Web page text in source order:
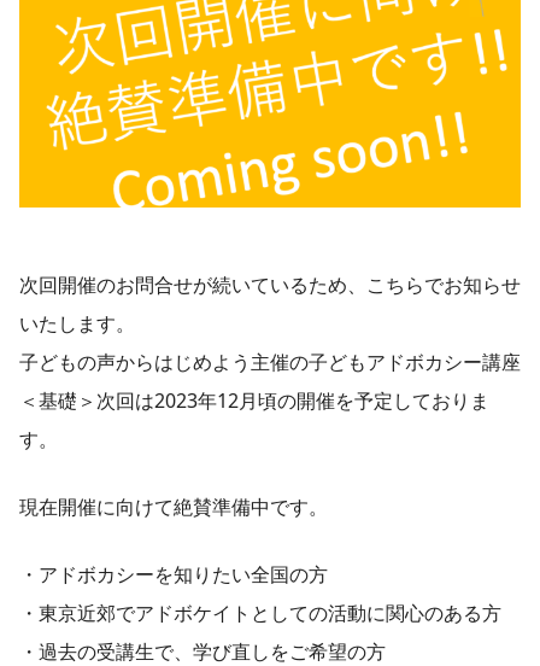
次回開催のお問合せが続いているため、こちらでお知らせ
いたします。
子どもの声からはじめよう主催の子どもアドボカシー講座
＜基礎＞次回は2023年12月頃の開催を予定しておりま
す。
現在開催に向けて絶賛準備中です。
・アドボカシーを知りたい全国の方
・東京近郊でアドボケイトとしての活動に関心のある方
・過去の受講生で、学び直しをご希望の方